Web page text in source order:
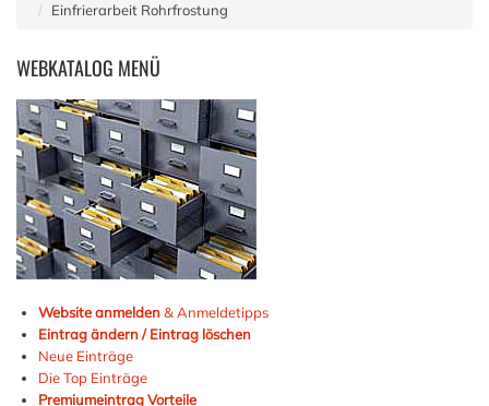
Einfrierarbeit Rohrfrostung
WEBKATALOG MENÜ
Website anmelden& Anmeldetipps
Eintrag ändern / Eintrag löschen
Neue Einträge
Die Top Einträge
Premiumeintrag Vorteile